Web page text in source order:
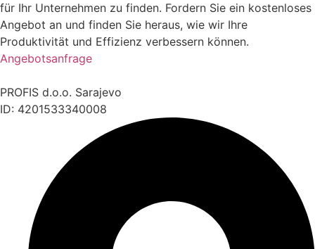
für Ihr Unternehmen zu finden. Fordern Sie ein kostenloses
Angebot an und finden Sie heraus, wie wir Ihre
Produktivität und Effizienz verbessern können.
Angebotsanfrage
PROFIS d.o.o. Sarajevo
ID: 4201533340008